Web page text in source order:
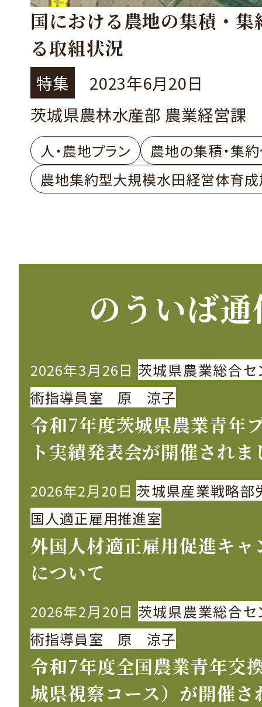
国における農地の集積・集
る取組状況
特集
2023年6月20日
茨城県農林水産部 農業経営課
人・農地プラン
農地の集積・集
農地集約型大規模水田経営体育
のういば
2026年3月26日 茨城県農業総合セ
術指導員室 原 涼子
令和7年度茨城県農業青年
ト実績発表会が開催されま
2026年2月20日 茨城県産業戦略部
国人適正雇用推進室
外国人材適正雇用促進キャ
について
2026年2月20日 茨城県農業総合セ
術指導員室 原 涼子
令和7年度全国農業青年交
城県視察コース）が開催さ